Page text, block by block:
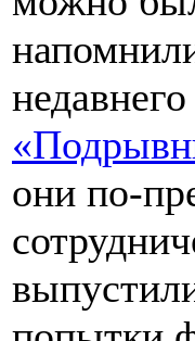
они по-